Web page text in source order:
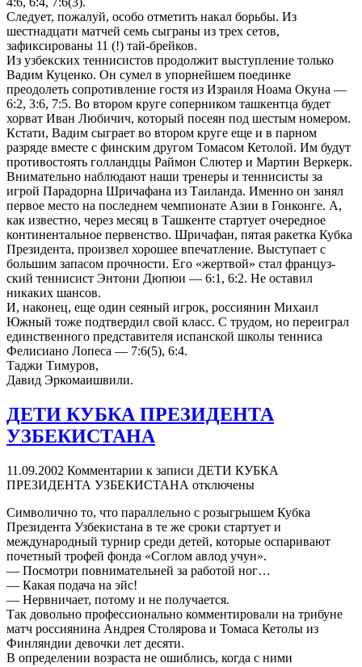
Следует, пожалуй, особо отметить накал борьбы. Из
шестнадцати матчей семь сыграны из трех сетов,
зафиксированы 11 (!) тай-брейков.
Из узбекских теннисистов продолжит выступление только
Вадим Куценко. Он сумел в упорнейшем поединке
преодолеть сопротивление гостя из Израиля Ноама Окуна —
6:2, 3:6, 7:5. Во втором круге соперником ташкентца будет
хорват Иван Любичич, который посеян под шестым номером.
Кстати, Вадим сыграет во втором круге еще и в парном
разряде вместе с финским другом Томасом Кетолой. Им будут
противостоять голландцы Раймон Слютер и Мартин Веркерк.
Внимательно наблюдают наши тренеры и теннисисты за
игрой Парадорна Шричафана из Таиланда. Именно он занял
первое место на последнем чемпионате Азии в Гонконге. А,
как известно, через месяц в Ташкенте стартует очередное
континентальное первенство. Шричафан, пятая ракетка Кубка
Президента, произвел хорошее впечатление. Выступает с
большим запасом прочности. Его «жертвой» стал француз-
ский теннисист Энтони Дюпюи — 6:1, 6:2. Не оставил
никаких шансов.
И, наконец, еще один сеяный игрок, россиянин Михаил
Южный тоже подтвердил свой класс. С трудом, но переиграл
единственного представителя испанской школы тенниса
Фелисиано Лопеса — 7:6(5), 6:4.
Таджи Тимуров,
Давид Эркомаишвили.
ДЕТИ КУБКА ПРЕЗИДЕНТА
УЗБЕКИСТАНА
11.09.2002 Комментарии к записи ДЕТИ КУБКА
ПРЕЗИДЕНТА УЗБЕКИСТАНА отключены
Символично то, что параллельно с розыгрышем Кубка
Президента Узбекистана в те же сроки стартует и
международный турнир среди детей, которые оспаривают
почетный трофей фонда «Соглом авлод учун».
— Посмотри повнимательней за работой ног…
— Какая подача на эйс!
— Нервничает, потому и не получается.
Так довольно профессионально комментировали на трибуне
матч россиянина Андрея Столярова и Томаса Кетолы из
Финляндии девочки лет десяти.
В определении возраста не ошиблись, когда с ними